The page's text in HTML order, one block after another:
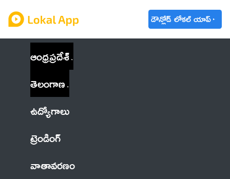
డౌన్లోడ్ లోకల్ యాప్
ఆంధ్రప్రదేశ్
తెలంగాణ
ఉద్యోగాలు
ట్రెండింగ్
వాతావరణం